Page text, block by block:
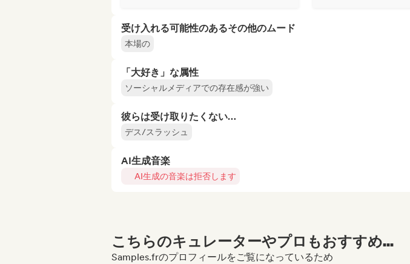
受け入れる可能性のあるその他のムード
本場の
「大好き」な属性
ソーシャルメディアでの存在感が強い
彼らは受け取りたくない…
デス/スラッシュ
AI生成音楽
AI生成の音楽は拒否します
こちらのキュレーターやプロもおすすめ...
Samples.frのプロフィールをご覧になっているため